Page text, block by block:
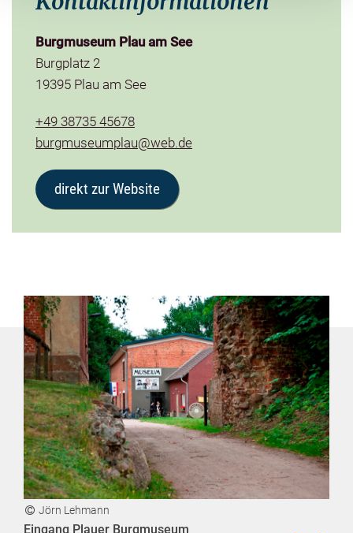
Burgmuseum Plau am See
Burgplatz 2
19395 Plau am See
+49 38735 45678
burgmuseumplau@web.de
direkt zur Website
Jörn Lehmann
Eingang Plauer Burgmuseum